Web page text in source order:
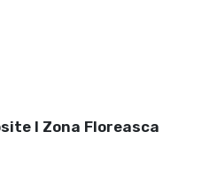
I Zona Floreasca